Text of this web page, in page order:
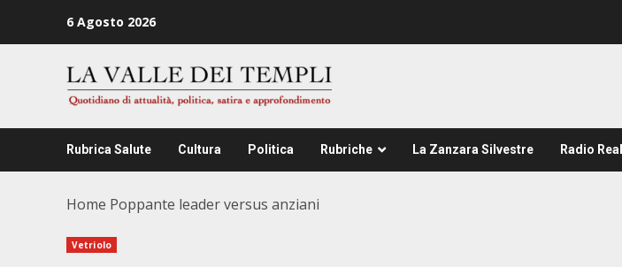
6 Agosto 2026
Rubrica Salute Cultura Politica Rubriche La Zanzara Silvestre Radio
Home Poppante leader versus anziani
Vetriolo